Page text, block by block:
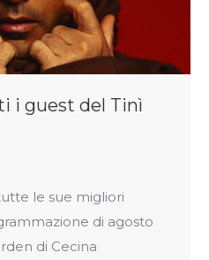
i guest del Tinì
le sue migliori
di agosto
di Cecina